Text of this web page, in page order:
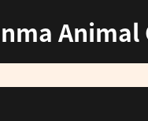
Animal